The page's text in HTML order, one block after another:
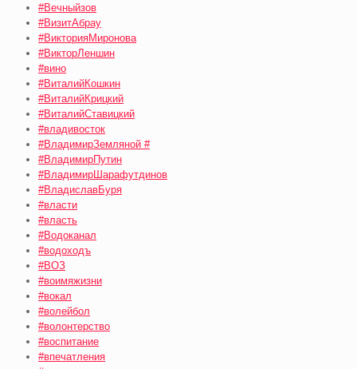
#Вечныйзов
#ВизитАбрау
#ВикторияМиронова
#ВикторЛеншин
#вино
#ВиталийКошкин
#ВиталийКрицкий
#ВиталийСтавицкий
#владивосток
#ВладимирЗемляной #
#ВладимирПутин
#ВладимирШарафутдинов
#ВладиславБуря
#власти
#власть
#Водоканал
#водоходъ
#ВОЗ
#воимяжизни
#вокал
#волейбол
#волонтерство
#воспитание
#впечатления